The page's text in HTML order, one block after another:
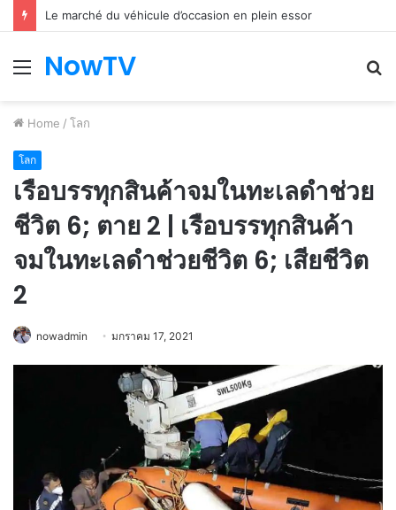
Le marché du véhicule d’occasion en plein essor
Menu
NowTV
Home / โลก
โลก
เรือบรรทุกสินค้าจมในทะเลดำช่วย
ชีวิต 6; ตาย 2 | เรือบรรทุกสินค้า
จมในทะเลดำช่วยชีวิต 6; เสียชีวิต
2
nowadmin มกราคม 17, 2021